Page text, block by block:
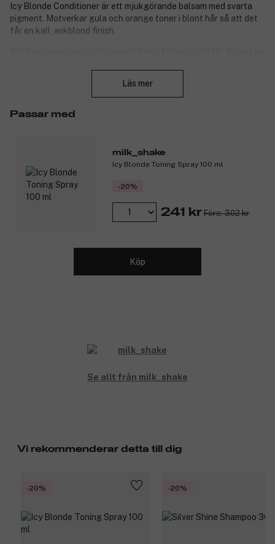
Icy Blonde Conditioner är ett mjukgörande balsam med svarta
pigment. Motverkar gula och orange toner i blont hår så att det
får en kall, askblond finish.
Läs mer
Passar med
milk_shake
Icy Blonde Toning Spray 100 ml
-20%
241 kr Före: 302 kr
Köp
Se allt från milk_shake
Vi rekommenderar detta till dig
-20% -20%